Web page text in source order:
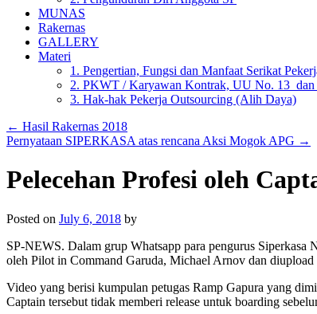
MUNAS
Rakernas
GALLERY
Materi
1. Pengertian, Fungsi dan Manfaat Serikat
2. PKWT / Karyawan Kontrak, UU No. 13 dan
3. Hak-hak Pekerja Outsourcing (Alih Daya)
← Hasil Rakernas 2018
Pernyataan SIPERKASA atas rencana Aksi Mogok APG →
Pelecehan Profesi oleh
Posted on July 6, 2018 by
SP-NEWS. Dalam grup Whatsapp para pengurus Siperkasa
oleh Pilot in Command Garuda, Michael Arnov dan diupload
Video yang berisi kumpulan petugas Ramp Gapura yang
Captain tersebut tidak memberi release untuk boarding